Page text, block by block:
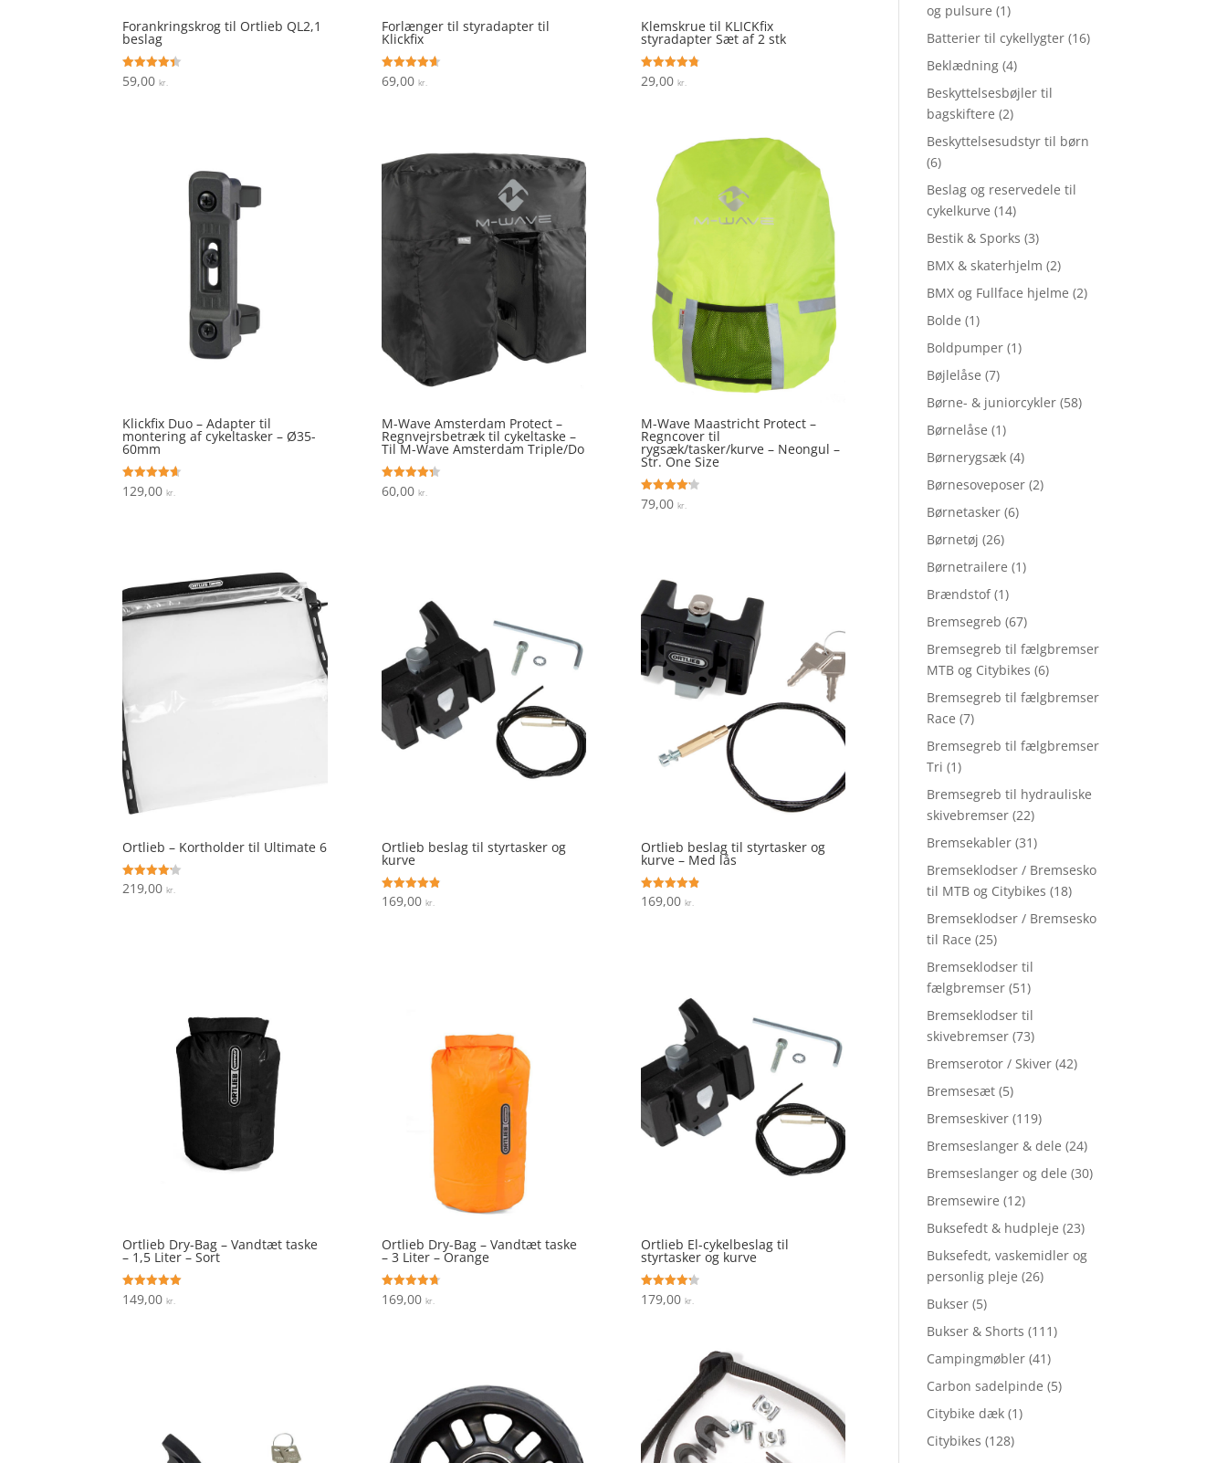
Forankringskrog til Ortlieb QL2,1
beslag
Vurderet
4.4
59,00kr.
Forlænger til styradapter til
Klickfix
Vurderet
4.6
69,00 kr.
Klemskrue til KLICKfix
styradapter Sæt af 2 stk
Vurderet
4.8
29,00 kr.
Klickfix Duo – Adapter til
montering af cykeltasker – Ø35-
60mm
Vurderet
4.6
129,00kr.
M-Wave Amsterdam Protect –
Regnvejrsbetræk til cykeltaske –
Til M-Wave Amsterdam Triple/Do
Vurderet
4.3
60,00 kr.
M-Wave Maastricht Protect –
Regncover til
rygsæk/tasker/kurve – Neongul –
Str. One Size
Vurderet
4.2
79,00 kr.
Ortlieb – Kortholder til Ultimate 6
Vurderet
4.1
219,00kr.
Ortlieb beslag til styrtasker og
kurve
Vurderet
4.9
169,00 kr.
Ortlieb beslag til styrtasker og
kurve – Med lås
Vurderet
4.9
169,00 kr.
Ortlieb Dry-Bag – Vandtæt taske
– 1,5 Liter – Sort
Vurderet
5
149,00kr.
Ortlieb Dry-Bag – Vandtæt taske
– 3 Liter – Orange
Vurderet
4.7
169,00 kr.
Ortlieb El-cykelbeslag til
styrtasker og kurve
Vurderet
4.3
179,00 kr.
og pulsure (1)
Batterier til cykellygter (16)
Beklædning (4)
Beskyttelsesbøjler til
bagskiftere (2)
Beskyttelsesudstyr til børn
(6)
Beslag og reservedele til
cykelkurve (14)
Bestik & Sporks (3)
BMX & skaterhjelm (2)
BMX og Fullface hjelme (2)
Bolde (1)
Boldpumper (1)
Bøjlelåse (7)
Børne- & juniorcykler (58)
Børnelåse (1)
Børnerygsæk (4)
Børnesoveposer (2)
Børnetasker (6)
Børnetøj (26)
Børnetrailere (1)
Brændstof (1)
Bremsegreb (67)
Bremsegreb til fælgbremser
MTB og Citybikes (6)
Bremsegreb til fælgbremser
Race (7)
Bremsegreb til fælgbremser
Tri (1)
Bremsegreb til hydrauliske
skivebremser (22)
Bremsekabler (31)
Bremseklodser / Bremsesko
til MTB og Citybikes (18)
Bremseklodser / Bremsesko
til Race (25)
Bremseklodser til
fælgbremser (51)
Bremseklodser til
skivebremser (73)
Bremserotor / Skiver (42)
Bremsesæt (5)
Bremseskiver (119)
Bremseslanger & dele (24)
Bremseslanger og dele (30)
Bremsewire (12)
Buksefedt & hudpleje (23)
Buksefedt, vaskemidler og
personlig pleje (26)
Bukser (5)
Bukser & Shorts (111)
Campingmøbler (41)
Carbon sadelpinde (5)
Citybike dæk (1)
Citybikes (128)